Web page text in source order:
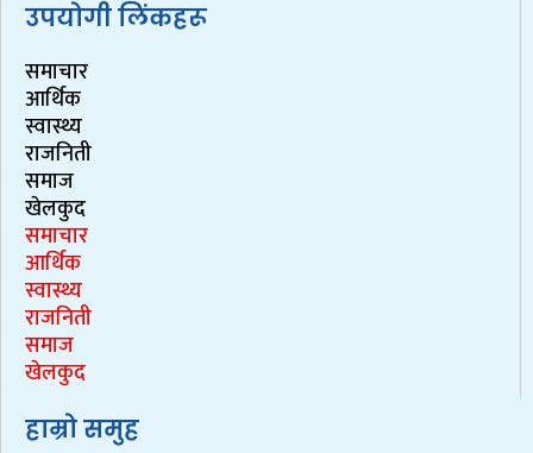
उपयोगी लिंकहरू
समाचार
आर्थिक
स्वास्थ्य
राजनिती
समाज
खेलकुद
समाचार
आर्थिक
स्वास्थ्य
राजनिती
समाज
खेलकुद
हाम्रो समुह